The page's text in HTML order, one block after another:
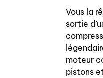
Vous la
sortie
moteur
pistons